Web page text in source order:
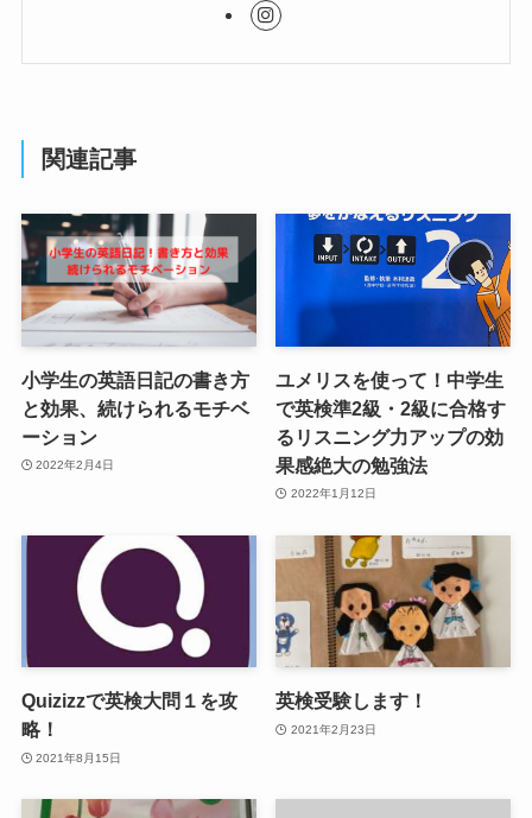
関連記事
小学生の英語日記の書き方
と効果、続けられるモチベ
ーション
2022年2月4日
ユメリスを使って！中学生
で英検準2級・2級に合格す
るリスニング力アップの効
果感絶大の勉強法
2022年1月12日
Quizizzで英検大問１を攻
略！
2021年8月15日
英検受験します！
2021年2月23日